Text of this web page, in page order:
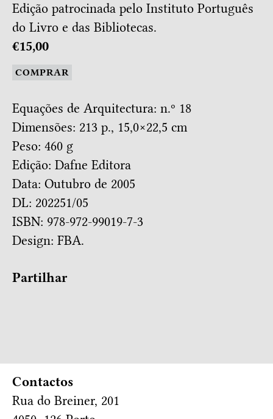
Edição patrocinada pelo Instituto Português
do Livro e das Bibliotecas.
€15,00
COMPRAR
Equações de Arquitectura: n.º 18
Dimensões: 213 p., 15,0×22,5 cm
Peso: 460 g
Edição: Dafne Editora
Data: Outubro de 2005
DL: 202251/05
ISBN: 978-972-99019-7-3
Design: FBA.
Partilhar
Contactos
Rua do Breiner, 201